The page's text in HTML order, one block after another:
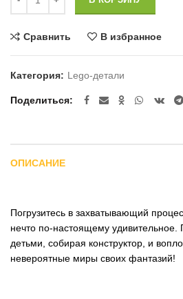
Сравнить В избранное
Категория: Lego-детали
Поделиться
ОПИСАНИЕ
Погрузитесь в захватывающий
нечто по-настоящему удивительное.
детьми, собирая конструктор, и
невероятные миры своих фантазий!